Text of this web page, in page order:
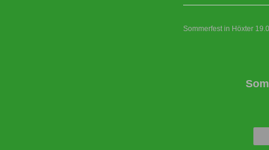
Sommerfest in Höxter